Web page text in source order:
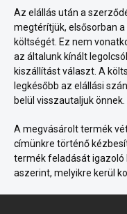
Az elállás után a
megtérítjük, elsősorban
költségét. Ez nem
az általunk kínált
kiszállítást választ. A
legkésőbb az elállási
belül visszautaljuk önnek.
A megvásárolt termék
címünkre történő
termék feladását
aszerint, melyikre kerül